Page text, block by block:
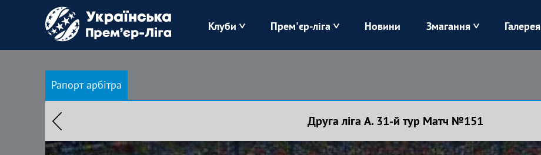
Клуби
Зоря Карпати Колос
Лівий Берег
Прем'єр-ліга Новини Змагання Галерея
Рапорт арбітра
Друга ліга А. 31-й тур Матч №151